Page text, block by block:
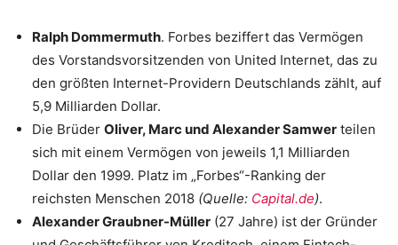
Ralph Dommermuth. Forbes beziffert das Vermögen
des Vorstandsvorsitzenden von United Internet, das zu
den größten Internet-Providern Deutschlands zählt, auf
5,9 Milliarden Dollar.
Die Brüder Oliver, Marc und Alexander Samwer teilen
sich mit einem Vermögen von jeweils 1,1 Milliarden
Dollar den 1999. Platz im „Forbes“-Ranking der
reichsten Menschen 2018 (Quelle: Capital.de).
Alexander Graubner-Müller (27 Jahre) ist der Gründer